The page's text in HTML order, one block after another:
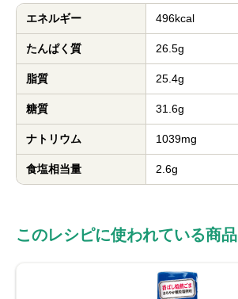
エネルギー 496kcal
たんぱく質 26.5g
脂質 25.4g
糖質 31.6g
ナトリウム 1039mg
食塩相当量 2.6g
このレシピに使われている商品